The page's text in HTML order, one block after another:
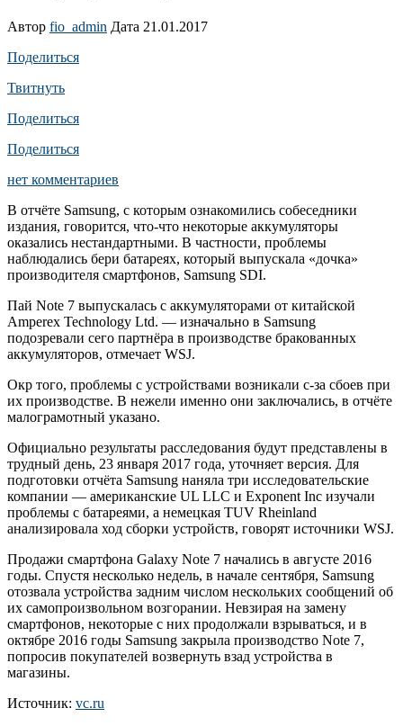
Автор fio_admin Дата 21.01.2017
Поделиться
Твитнуть
Поделиться
Поделиться
нет комментариев
В отчёте Samsung, с которым ознакомились собеседники
издания, говорится, что-что некоторые аккумуляторы
оказались нестандартными. В частности, проблемы
наблюдались бери батареях, который выпускала «дочка»
производителя смартфонов, Samsung SDI.
Пай Note 7 выпускалась с аккумуляторами от китайской
Amperex Technology Ltd. — изначально в Samsung
подозревали сего партнёра в производстве бракованных
аккумуляторов, отмечает WSJ.
Окр того, проблемы с устройствами возникали с-за сбоев при
их производстве. В нежели именно они заключались, в отчёте
малограмотный указано.
Официально результаты расследования будут представлены в
трудный день, 23 января 2017 года, уточняет версия. Для
подготовки отчёта Samsung наняла три исследовательские
компании — американские UL LLC и Exponent Inc изучали
проблемы с батареями, а немецкая TUV Rheinland
анализировала ход сборки устройств, говорят источники WSJ.
Продажи смартфона Galaxy Note 7 начались в августе 2016
годы. Спустя несколько недель, в начале сентября, Samsung
отозвала устройства задним числом нескольких сообщений об
их самопроизвольном возгорании. Невзирая на замену
смартфонов, некоторые с них продолжали взрываться, и в
октябре 2016 годы Samsung закрыла производство Note 7,
попросив покупателей возвернуть взад устройства в
магазины.
Источник: vc.ru